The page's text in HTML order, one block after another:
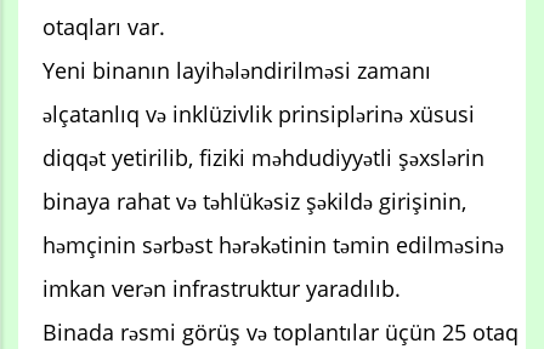
otaqları var.
Yeni binanın layihələndirilməsi zamanı
əlçatanlıq və inklüzivlik prinsiplərinə xüsusi
diqqət yetirilib, fiziki məhdudiyyətli şəxslərin
binaya rahat və təhlükəsiz şəkildə girişinin,
həmçinin sərbəst hərəkətinin təmin edilməsinə
imkan verən infrastruktur yaradılıb.
Binada rəsmi görüş və toplantılar üçün 25 otaq